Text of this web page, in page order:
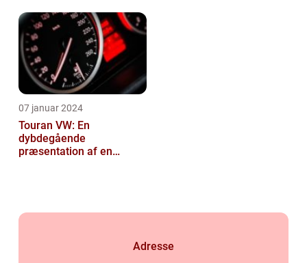
07 januar 2024
Touran VW: En
dybdegående
præsentation af en
Adresse